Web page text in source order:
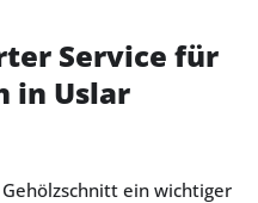
Service für
in Uslar
ein wichtiger